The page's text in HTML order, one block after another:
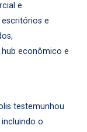
e
e
econômico e
testemunhou
o